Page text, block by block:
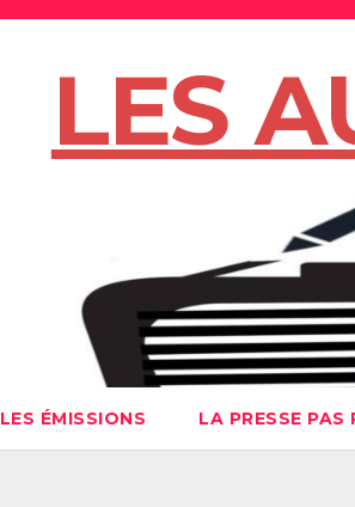
LES
LES ÉMISSIONS LA PRESSE PAS